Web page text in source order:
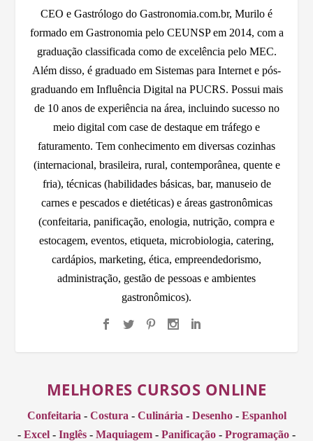
CEO e Gastrólogo do Gastronomia.com.br, Murilo é
formado em Gastronomia pelo CEUNSP em 2014, com a
graduação classificada como de excelência pelo MEC.
Além disso, é graduado em Sistemas para Internet e pós-
graduando em Influência Digital na PUCRS. Possui mais
de 10 anos de experiência na área, incluindo sucesso no
meio digital com case de destaque em tráfego e
faturamento. Tem conhecimento em diversas cozinhas
(internacional, brasileira, rural, contemporânea, quente e
fria), técnicas (habilidades básicas, bar, manuseio de
carnes e pescados e dietéticas) e áreas gastronômicas
(confeitaria, panificação, enologia, nutrição, compra e
estocagem, eventos, etiqueta, microbiologia, catering,
cardápios, marketing, ética, empreendedorismo,
administração, gestão de pessoas e ambientes
gastronômicos).
MELHORES CURSOS ONLINE
Confeitaria - Costura - Culinária - Desenho- Espanhol
- Excel - Inglês - Maquiagem - Panificação - Programação -